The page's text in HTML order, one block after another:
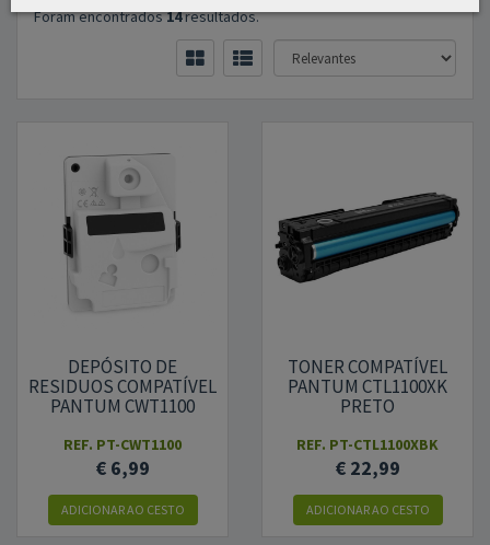
Foram encontrados14resultados.
DEPÓSITO DE
RESIDUOS COMPATÍVEL
PANTUM CWT1100
REF. PT-CWT1100
€ 6,99
ADICIONARAO CESTO
TONER COMPATÍVEL
PANTUM CTL1100XK
PRETO
REF. PT-CTL1100XBK
€ 22,99
ADICIONARAO CESTO